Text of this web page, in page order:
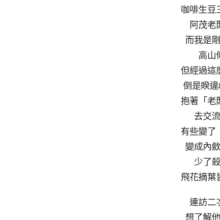
咖啡生豆
阿茂老
而我是
高山
但經過這
倒是睽
抱著「老
去交
有些變了
變成內
少了
飛花摘葉
連訪二
想了解